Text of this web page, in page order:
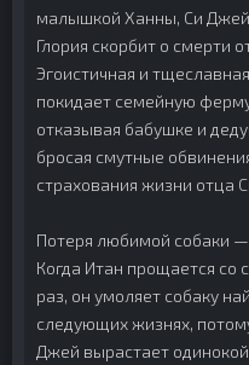
малышкой Ханны, Си
Глория скорбит о смерти
Эгоистичная и
покидает семейную
отказывая бабушке и
бросая смутные
страхования жизни отца
Потеря любимой собаки
Когда Итан прощается со
раз, он умоляет собаку
следующих жизнях,
Джей вырастает